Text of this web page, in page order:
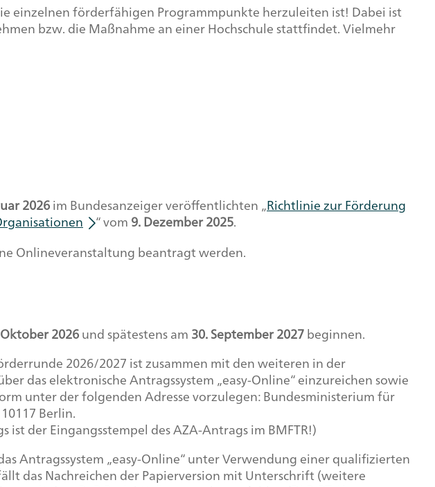
einzelnen förderfähigen Programmpunkte herzuleiten ist! Dabei ist
bzw. die Maßnahme an einer Hochschule stattfindet. Vielmehr
2026im Bundesanzeiger veröffentlichten „Richtlinie zur Förderung
“ vom9. Dezember 2025.
Onlineveranstaltung beantragt werden.
2026und spätestens am30. September 2027beginnen.
2026/2027 ist zusammen mit den weiteren in der
das elektronische Antragssystem „easy-Online“ einzureichen sowie
unter der folgenden Adresse vorzulegen: Bundesministerium für
Berlin.
der Eingangsstempel des AZA-Antrags im BMFTR!)
Antragssystem „easy-Online“ unter Verwendung einer qualifizierten
das Nachreichen der Papierversion mit Unterschrift (weitere